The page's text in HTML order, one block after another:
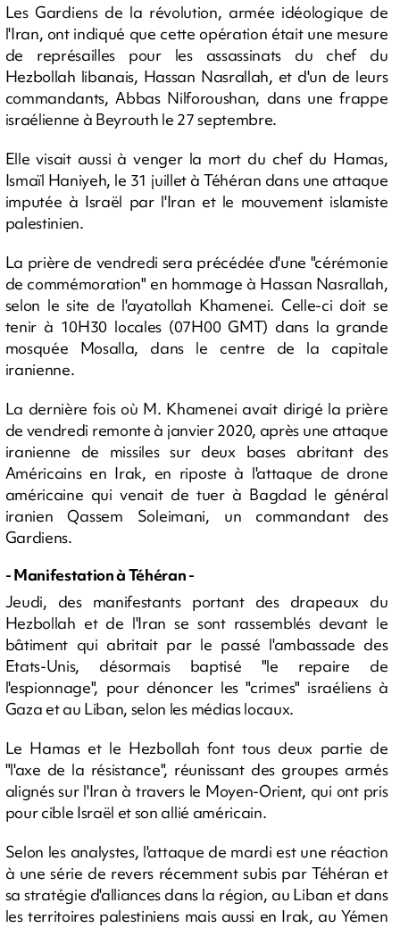
Les Gardiens de la révolution, armée idéologique de
l'Iran, ont indiqué que cette opération était une mesure
de représailles pour les assassinats du chef du
Hezbollah libanais, Hassan Nasrallah, et d'un de leurs
commandants, Abbas Nilforoushan, dans une frappe
israélienne à Beyrouth le 27 septembre.
Elle visait aussi à venger la mort du chef du Hamas,
Ismaïl Haniyeh, le 31 juillet à Téhéran dans une attaque
imputée à Israël par l'Iran et le mouvement islamiste
palestinien.
La prière de vendredi sera précédée d'une "cérémonie
de commémoration" en hommage à Hassan Nasrallah,
selon le site de l'ayatollah Khamenei. Celle-ci doit se
tenir à 10H30 locales (07H00 GMT) dans la grande
mosquée Mosalla, dans le centre de la capitale
iranienne.
La dernière fois où M. Khamenei avait dirigé la prière
de vendredi remonte à janvier 2020, après une attaque
iranienne de missiles sur deux bases abritant des
Américains en Irak, en riposte à l'attaque de drone
américaine qui venait de tuer à Bagdad le général
iranien Qassem Soleimani, un commandant des
Gardiens.
- Manifestation à Téhéran -
Jeudi, des manifestants portant des drapeaux du
Hezbollah et de l'Iran se sont rassemblés devant le
bâtiment qui abritait par le passé l'ambassade des
Etats-Unis, désormais baptisé "le repaire de
l'espionnage", pour dénoncer les "crimes" israéliens à
Gaza et au Liban, selon les médias locaux.
Le Hamas et le Hezbollah font tous deux partie de
"l'axe de la résistance", réunissant des groupes armés
alignés sur l'Iran à travers le Moyen-Orient, qui ont pris
pour cible Israël et son allié américain.
Selon les analystes, l'attaque de mardi est une réaction
à une série de revers récemment subis par Téhéran et
sa stratégie d'alliances dans la région, au Liban et dans
les territoires palestiniens mais aussi en Irak, au Yémen